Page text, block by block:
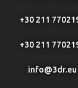
+30 211
+30 211
info@3dr.eu